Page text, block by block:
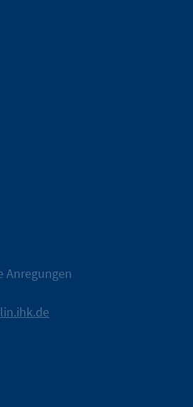
der Berliner Wirtschaft.
Teaserphase geht die
in die nächste Stufe. Mit
geweckt und Gespräche
Anregungen